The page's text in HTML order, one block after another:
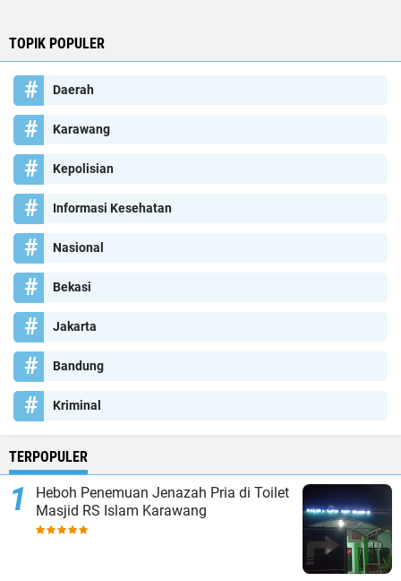
TOPIK POPULER
Daerah
Karawang
Kepolisian
Informasi Kesehatan
Nasional
Bekasi
Jakarta
Bandung
Kriminal
TERPOPULER
Heboh Penemuan Jenazah Pria di Toilet
Masjid RS Islam Karawang